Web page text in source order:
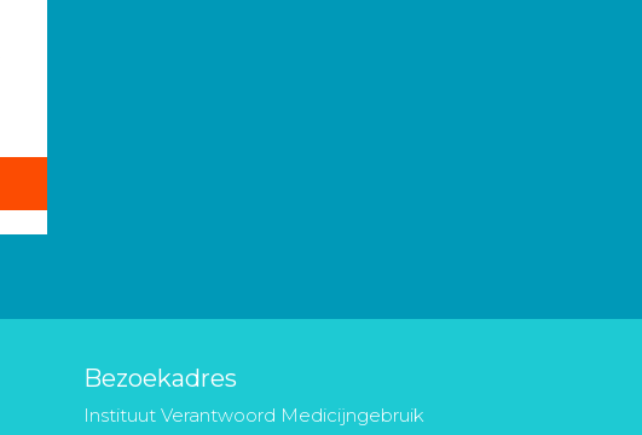
Bezoekadres
Instituut Verantwoord Medicijngebruik